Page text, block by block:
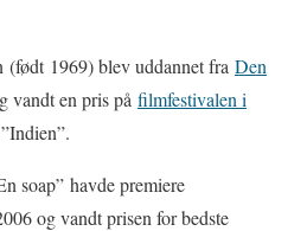
(født 1969) blev uddannet fra Den
vandt en pris på filmfestivalen i
soap” havde premiere
og vandt prisen for bedste